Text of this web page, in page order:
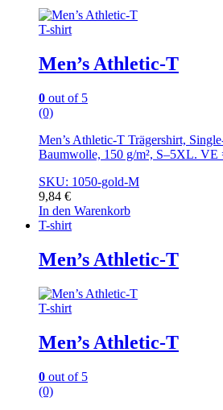
T-shirt
Men’s Athletic-T
0 out of 5
(0)
Men’s Athletic-T Trägershirt,
Baumwolle, 150 g/m², S–5XL. VE
SKU: 1050-gold-M
9,84 €
In den Warenkorb
T-shirt
Men’s Athletic-T
T-shirt
Men’s Athletic-T
0 out of 5
(0)